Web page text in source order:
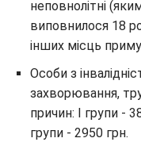
неповнолітні
виповнилося 18
інших місць
Особи з
захворювання,
причин: I групи -
групи - 2950 грн.